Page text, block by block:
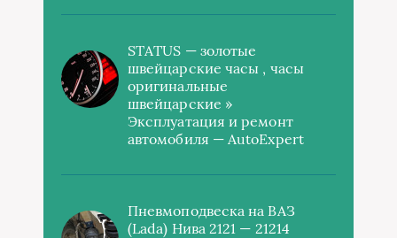
STATUS — золотые
швейцарские часы , часы
оригинальные
швейцарские »
Эксплуатация и ремонт
автомобиля — AutoExpert
Пневмоподвеска на ВАЗ
(Lada) Нива 2121 — 21214